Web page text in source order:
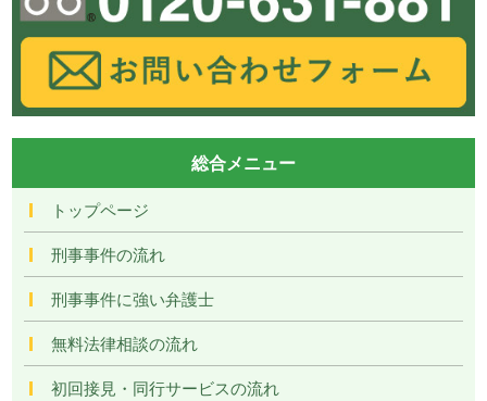
総合メニュー
トップページ
刑事事件の流れ
刑事事件に強い弁護士
無料法律相談の流れ
初回接見・同行サービスの流れ